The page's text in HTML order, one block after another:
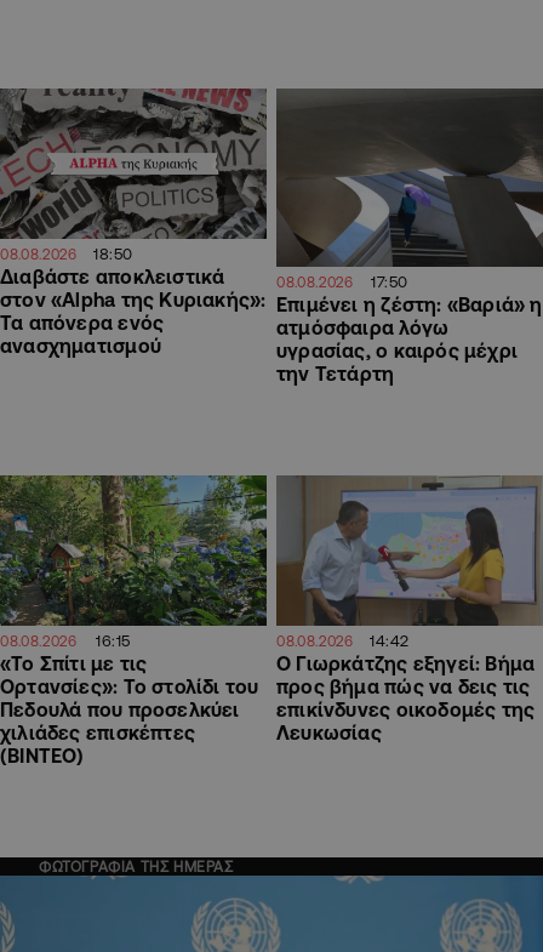
08.08.2026 18:50
Διαβάστε αποκλειστικά
στον «Alpha της Κυριακής»:
Τα απόνερα ενός
ανασχηματισμού
08.08.2026 17:50
Επιμένει η ζέστη: «Βαριά» η
ατμόσφαιρα λόγω
υγρασίας, ο καιρός μέχρι
την Τετάρτη
08.08.2026 16:15
«Το Σπίτι με τις
Ορτανσίες»: Το στολίδι του
Πεδουλά που προσελκύει
χιλιάδες επισκέπτες
(ΒΙΝΤΕΟ)
08.08.2026 14:42
Ο Γιωρκάτζης εξηγεί: Βήμα
προς βήμα πώς να δεις τις
επικίνδυνες οικοδομές της
Λευκωσίας
ΦΩΤΟΓΡΑΦΙΑ ΤΗΣ ΗΜΕΡΑΣ